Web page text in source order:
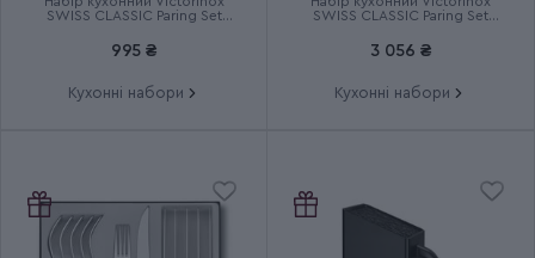
SWISS CLASSIC Paring Set
995 ₴
Кухонні набори
SWISS CLASSIC Paring Set
3 056 ₴
Кухонні набори